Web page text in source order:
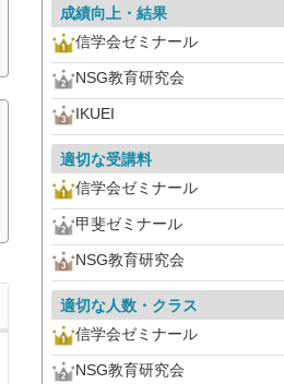
成績向上・結果
信学会ゼミナール
NSG教育研究会
IKUEI
適切な受講料
信学会ゼミナール
甲斐ゼミナール
NSG教育研究会
適切な人数・クラス
信学会ゼミナール
NSG教育研究会